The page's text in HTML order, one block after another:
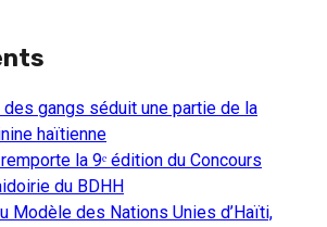
des gangs séduit une partie de la
haïtienne
la 9ᵉ édition du Concours
du BDHH
Modèle des Nations Unies d’Haïti,